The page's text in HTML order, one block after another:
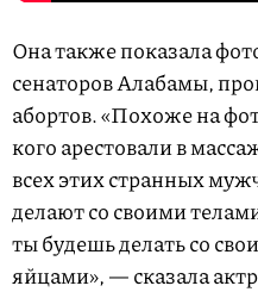
Она также показала
сенаторов Алабамы,
абортов. «Похоже на
кого арестовали в
всех этих странных
делают со своими
ты будешь делать со
яйцами», — сказала